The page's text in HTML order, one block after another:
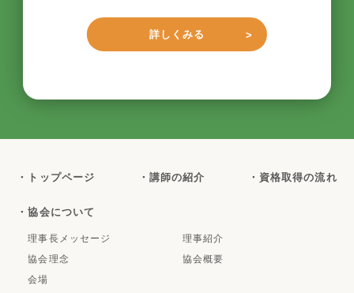
詳しくみる
・トップページ ・講師の紹介 ・資格取得の流れ
・協会について
理事長メッセージ
理事紹介
協会理念
協会概要
会場